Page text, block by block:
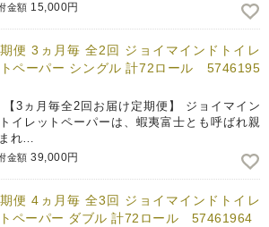
金額 15,000円
便 3ヵ月毎 全2回 ジョイマインドトイレ
ペーパー シングル 計72ロール 5746195
3ヵ月毎全2回お届け定期便】 ジョイマイン
トイレットペーパーは、蝦夷富士とも呼ばれ親
れ…
金額 39,000円
便 4ヵ月毎 全3回 ジョイマインドトイレ
ペーパー ダブル 計72ロール 57461964